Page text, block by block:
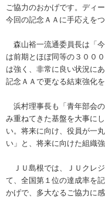
ご協力のおかげです。ディ
今回の記念ＡＡに手応えをつ
森山裕一流通委員長は「
は前期とほぼ同等の３００
は強く、非常に良い状況に
記念ＡＡで更なる結束強化
浜村理事長も「青年部会
み重ねてきた基盤を大事に
い。将来に向け、役員が一
い」と、将来に向けた組織強
ＪＵ島根では、ＪＵクレ
て、全国第１位の達成率を
かげで、多大なるご協力に